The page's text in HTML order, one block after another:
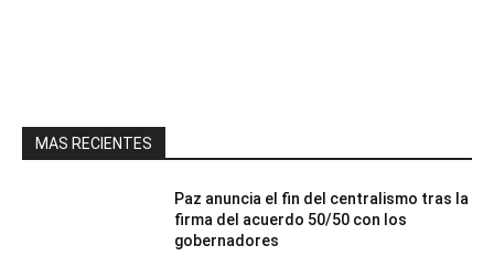
MAS RECIENTES
Paz anuncia el fin del centralismo tras la
firma del acuerdo 50/50 con los
gobernadores